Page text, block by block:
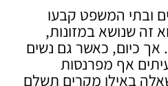
ובתי המשפט קבעו
זה שנושא במזונות,
אך כיום, כאשר גם נשים
אף מפרנסות
באילו מקרים תשלם